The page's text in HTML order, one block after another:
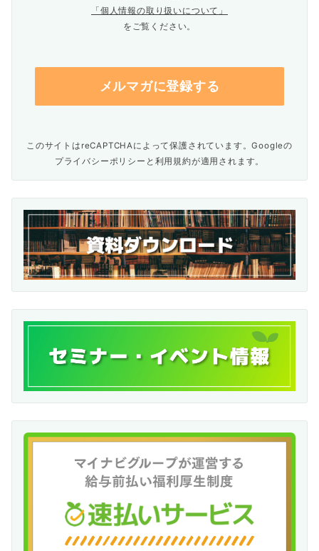
「個人情報の取り扱いについて」
をご覧ください。
このサイトはreCAPTCHAによって保護されています。Googleの
プライバシーポリシー と 利用規約が適用されます。